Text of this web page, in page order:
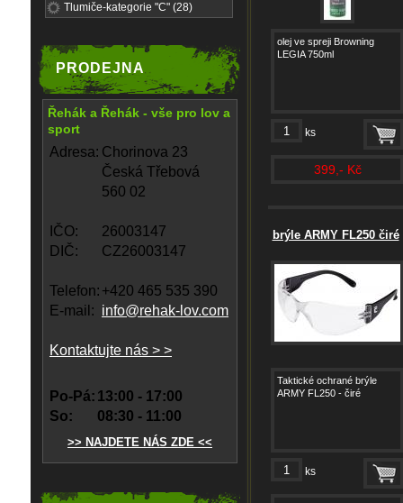
Tlumiče-kategorie "C" (28)
PRODEJNA
Řehák a Řehák - vše pro lov a
sport
Adresa: Chorinova 23
Česká Třebová
560 02
IČO:
26003147
DIČ:
CZ26003147
Telefon: +420 465 535 390
E-mail: info@rehak-lov.com
Kontaktujte nás > >
Po-Pá: 13:00 - 17:00
So:
08:30 - 11:00
>> NAJDETE NÁS ZDE <<
olej ve spreji Browning
LEGIA 750ml
ks
399,- Kč
brýle ARMY FL250 čiré
Taktické ochrané brýle
ARMY FL250 - čiré
ks